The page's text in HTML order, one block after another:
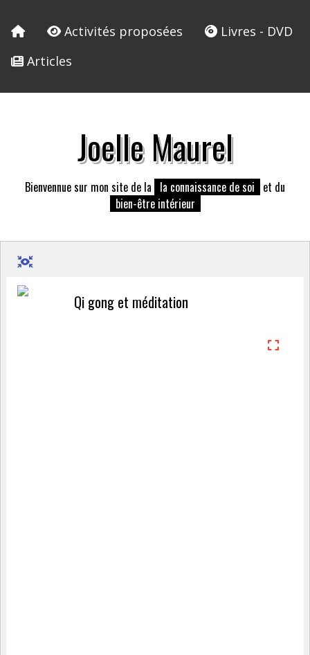
Activités proposées
Livres - DVD
Articles
Joelle Maurel
Bienvennue sur mon site de la la connaissance de soi et du
bien-être intérieur
Qi gong et méditation